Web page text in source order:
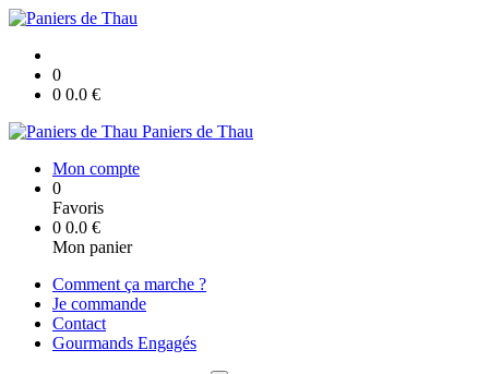
0
0 0.0 €
Paniers de Thau
Mon compte
0
Favoris
0 0.0 €
Mon panier
Comment ça marche ?
Je commande
Contact
Gourmands Engagés